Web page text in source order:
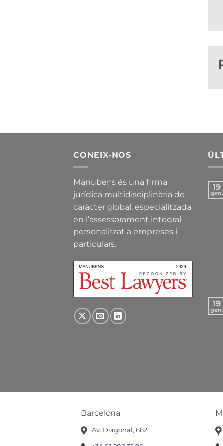
Barcelona
Av. Diagonal, 682
CONEIX-NOS
Manubens és una firma
jurídica multidisciplinària de
caràcter global, especialitzada
en l’assessorament integral
personalitzat a empreses i
particulars.
19
gen.
19
gen.